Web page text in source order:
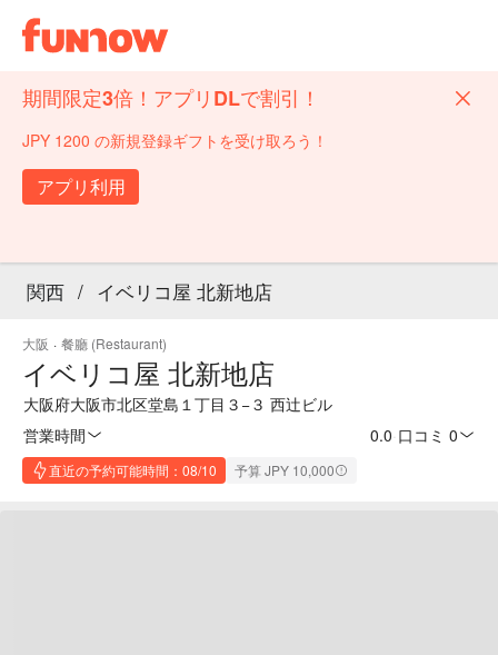
期間限定3倍！アプリDLで割引！
JPY 1200 の新規登録ギフトを受け取ろう！
アプリ利用
関西 / イベリコ屋 北新地店
大阪 · 餐廳 (Restaurant)
イベリコ屋 北新地店
大阪府大阪市北区堂島１丁目３−３ 西辻ビル
営業時間
0.0 口コミ 0
直近の予約可能時間：08/10 予算 JPY 10,000